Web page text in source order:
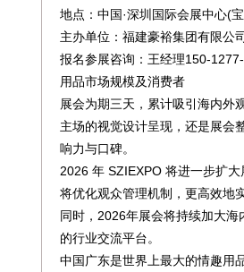
地点：中国·深圳国际会展中心(
主办单位：福建豪裕集团有限公司
报名参展咨询：王经理150-
用品市场规模及消费者
展会为期三天，累计吸引海内外
主场的视觉设计呈现，还是展会
响力与口碑。
2026 年 SZIEXPO 将进一步扩
将优化观众管理机制，更高效地
同时，2026年展会将持续加大
的行业交流平台。
中国广东是世界上最大的情趣用